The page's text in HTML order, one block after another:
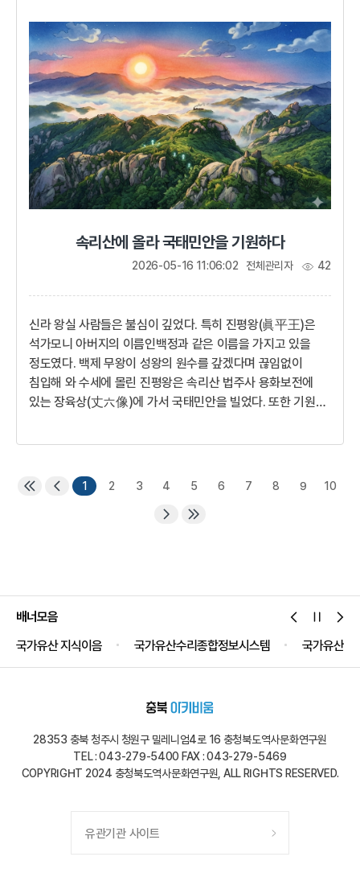
정벌하게 되었다. 이제 우리에게 새로운 시대가 열리고 있는
것이다!아버지 김춘추의 꿈을 따라 법민아삼국이 나뉘어 피를
흘리며 끊임없이 백성들이 죽어나가...
속리산에 올라 국태민안을 기원하다
전체관리자 42
신라 왕실 사람들은 불심이 깊었다. 특히 진평왕(眞平王)은
석가모니 아버지의 이름인백정과 같은 이름을 가지고 있을
정도였다. 백제 무왕이 성왕의 원수를 갚겠다며 끊임없이
침입해 와 수세에 몰린 진평왕은 속리산 법주사 용화보전에
있는 장육상(丈六像)에 가서 국태민안을 빌었다. 또한 기원을
함께 행차했다고 전해진다.진흥대왕이시여, 대왕께서
남겨주신 이 영토를 원수 백제가 노략질하는 것을
막아주시옵소서. 부처님의 은덕으로 신라가 이 위기에서
2026-05-16 11:06:02
1 2 3 4 5 6 7 8 9 10
배너모음
국가유산 지식이음
국가유산수리종합정보시스템 국가유산공
28353 충북 청주시 청원구 밀레니엄4로 16 충청북도역사문화연구원
TEL : 043-279-5400 FAX : 043-279-5469
COPYRIGHT 2024 충청북도역사문화연구원, ALL RIGHTS RESERVED.
유관기관 사이트